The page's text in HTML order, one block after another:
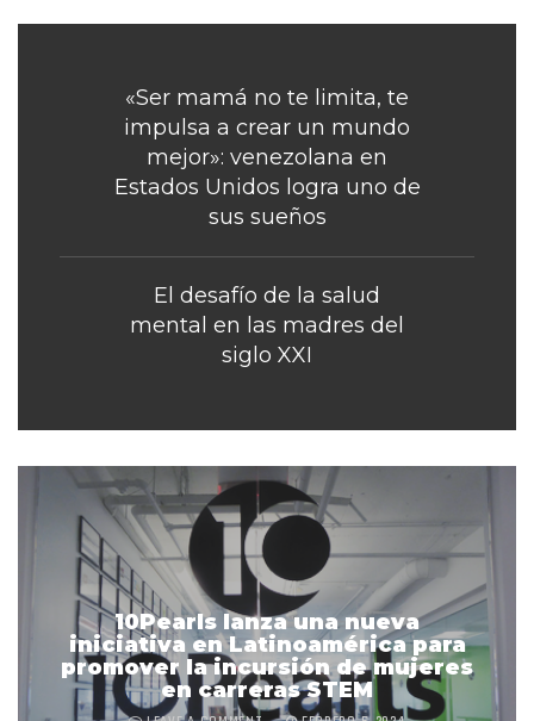
«Ser mamá no te limita, te
impulsa a crear un mundo
mejor»: venezolana en
Estados Unidos logra uno de
sus sueños
El desafío de la salud
mental en las madres del
siglo XXI
10Pearls lanza una nueva
iniciativa en Latinoamérica para
promover la incursión de mujeres
en carreras STEM